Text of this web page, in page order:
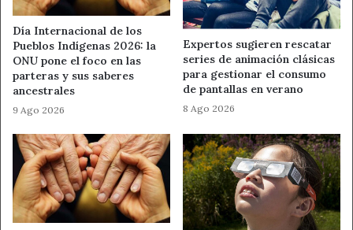
ElDía Mundial del Medio Ambiente en Leóndeja así
un mensaje directo: la defensa del planeta empieza en lo
cotidiano. Empieza al reciclar mejor, al cuidar los ríos, al
respetar los montes y al elegir una movilidad más limpia.
Porque el cambio climático es global, pero sus respuestas
también nacen en cada barrio, cada pueblo y cada
decisión diaria.
Fuente Ahora León
Día Internacional de los
Pueblos Indígenas 2026: la
ONU pone el foco en las
parteras y sus saberes
ancestrales
9 Ago 2026
Expertos sugieren rescatar
series de animación clásicas
para gestionar el consumo
de pantallas en verano
8 Ago 2026